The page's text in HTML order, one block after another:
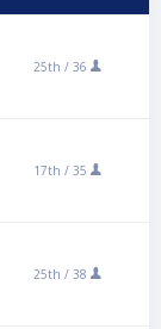
25th / 36
17th / 35
25th / 38